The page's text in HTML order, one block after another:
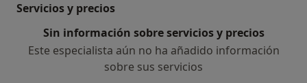
Servicios y precios
Sin información sobre servicios y precios
Este especialista aún no ha añadido información
sobre sus servicios